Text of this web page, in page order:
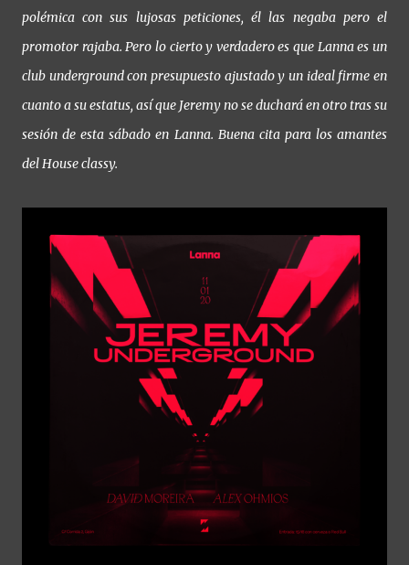
polémica con sus lujosas peticiones, él las negaba pero el
promotor rajaba. Pero lo cierto y verdadero es que Lanna es un
club underground con presupuesto ajustado y un ideal firme en
cuanto a su estatus, así que Jeremy no se duchará en otro tras su
sesión de esta sábado en Lanna. Buena cita para los amantes
del House classy.